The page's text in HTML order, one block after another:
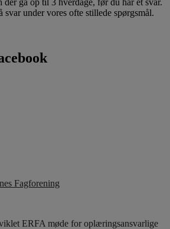
svar under vores ofte stillede spørgsmål.
Fagforening
ERFA møde for oplæringsansvarlige